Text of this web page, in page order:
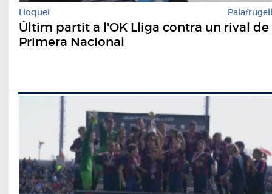
Hoquei Palafrugell
Últim partit a l'OK Lliga contra un rival de
Primera Nacional